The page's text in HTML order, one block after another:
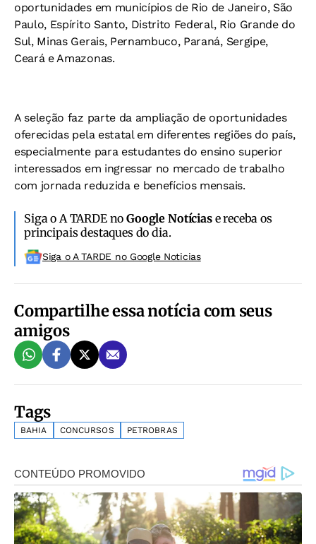
oportunidades em municípios de Rio de Janeiro, São
Paulo, Espírito Santo, Distrito Federal, Rio Grande do
Sul, Minas Gerais, Pernambuco, Paraná, Sergipe,
Ceará e Amazonas.
A seleção faz parte da ampliação de oportunidades
oferecidas pela estatal em diferentes regiões do país,
especialmente para estudantes do ensino superior
interessados em ingressar no mercado de trabalho
com jornada reduzida e benefícios mensais.
Siga o A TARDE noGoogle Notíciase receba os
principais destaques do dia.
Siga o A TARDE no Google Noticias
Compartilhe essa notícia com seus
amigos
Tags
BAHIA CONCURSOS PETROBRAS